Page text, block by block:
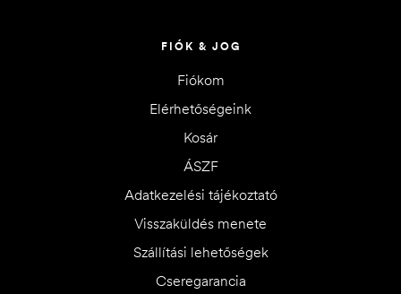
FIÓK & JOG
Fiókom
Elérhetőségeink
Kosár
ÁSZF
Adatkezelési tájékoztató
Visszaküldés menete
Szállítási lehetőségek
Cseregarancia